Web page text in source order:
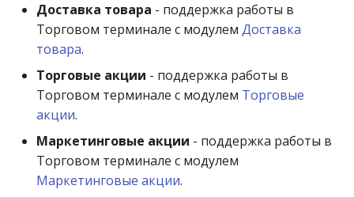
Доставка товара - поддержка работы в
Торговом терминале с модулем Доставка
товара.
Торговые акции - поддержка работы в
Торговом терминале с модулем Торговые
акции.
Маркетинговые акции - поддержка работы в
Торговом терминале с модулем
Маркетинговые акции.